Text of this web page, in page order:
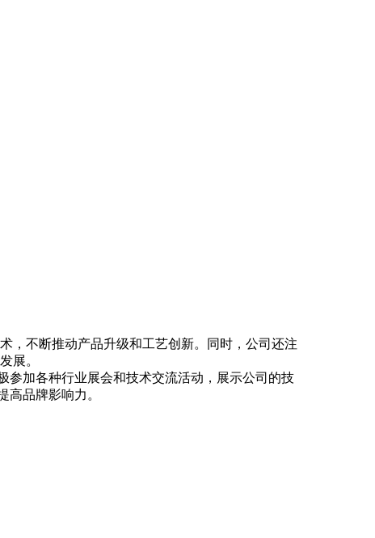
不断推动产品升级和工艺创新。同时，公司还注
展。
加各种行业展会和技术交流活动，展示公司的技
品牌影响力。